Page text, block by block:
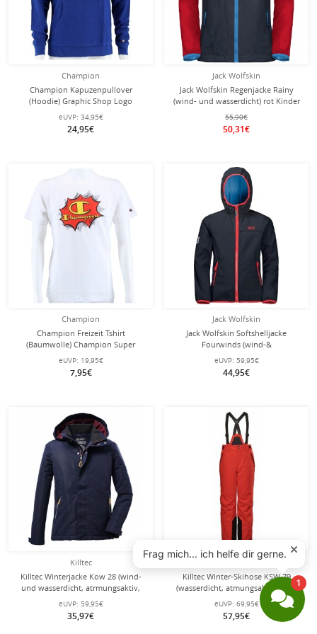
Champion
Champion Kapuzenpullover
(Hoodie) Graphic Shop Logo
royalblau Kinder
eUVP: 34,95€
24,95€
Jack Wolfskin
Jack Wolfskin Regenjacke Rainy
(wind- und wasserdicht) rot Kinder
55,90€
50,31€
Champion
Champion Freizeit Tshirt
(Baumwolle) Champion Super
Graphic Print weiss Kinder
eUVP: 19,95€
7,95€
Jack Wolfskin
Jack Wolfskin Softshelljacke
Fourwinds (wind-&
wasserabweisend) dunkelblau
Kinder
eUVP: 59,95€
44,95€
Killtec
Killtec Winterjacke Kow 28 (wind-
und wasserdicht, atrmungsaktiv,
PFC-frei) marineblau Kinder
eUVP: 59,95€
35,97€
Killtec Winter-Skihose KSW 79
(wasserdicht, atmungsaktiv, PFC-
frei, Schneefang, Kantenschutz) rot
Kinder
eUVP: 69,95€
57,95€